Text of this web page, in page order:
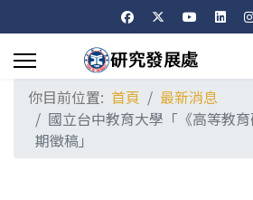
你目前位置: 首頁
最新消息
國立台中教育大學「《高等教
期徵稿」